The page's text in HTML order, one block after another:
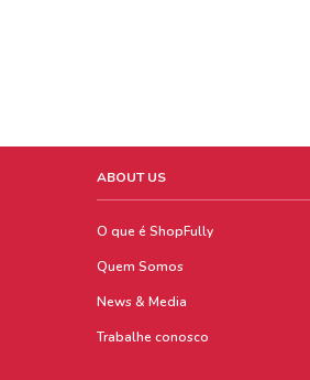
ABOUT US
O que é ShopFully
Quem Somos
News & Media
Trabalhe conosco